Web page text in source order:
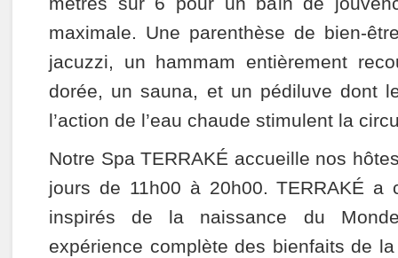
maximale. Une parenthèse de bien-
jacuzzi, un hammam entièrement
dorée, un sauna, et un pédiluve dont
l’action de l’eau chaude stimulent la
Notre Spa TERRAKÉ accueille nos
jours de 11h00 à 20h00. TERRAKÉ a
inspirés de la naissance du
expérience complète des bienfaits de